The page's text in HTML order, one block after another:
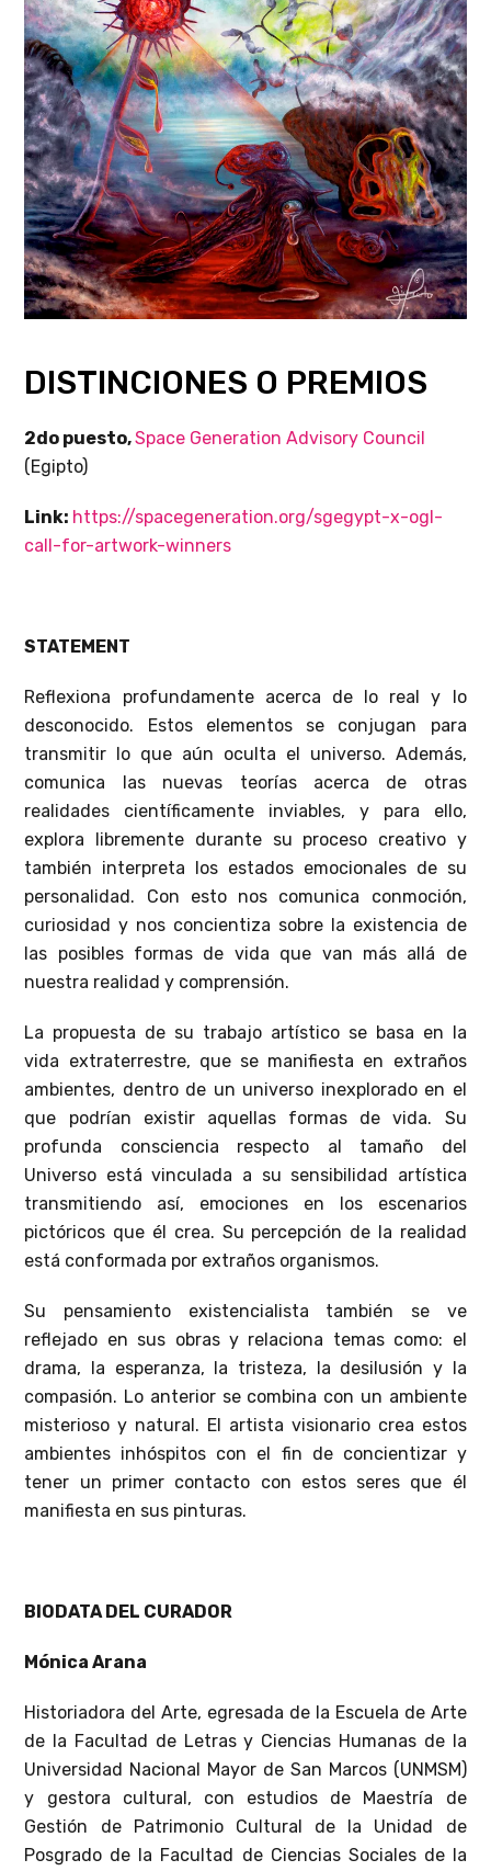
DISTINCIONES O PREMIOS
2do puesto,Space Generation Advisory Council
(Egipto)
Link: https://spacegeneration.org/sgegypt-x-ogl-
call-for-artwork-winners
STATEMENT
Reflexiona profundamente acerca de lo real y lo
desconocido. Estos elementos se conjugan para
transmitir lo que aún oculta el universo. Además,
comunica las nuevas teorías acerca de otras
realidades científicamente inviables, y para ello,
explora libremente durante su proceso creativo y
también interpreta los estados emocionales de su
personalidad. Con esto nos comunica conmoción,
curiosidad y nos concientiza sobre la existencia de
las posibles formas de vida que van más allá de
nuestra realidad y comprensión.
La propuesta de su trabajo artístico se basa en la
vida extraterrestre, que se manifiesta en extraños
ambientes, dentro de un universo inexplorado en el
que podrían existir aquellas formas de vida. Su
profunda consciencia respecto al tamaño del
Universo está vinculada a su sensibilidad artística
transmitiendo así, emociones en los escenarios
pictóricos que él crea. Su percepción de la realidad
está conformada por extraños organismos.
Su pensamiento existencialista también se ve
reflejado en sus obras y relaciona temas como: el
drama, la esperanza, la tristeza, la desilusión y la
compasión. Lo anterior se combina con un ambiente
misterioso y natural. El artista visionario crea estos
ambientes inhóspitos con el fin de concientizar y
tener un primer contacto con estos seres que él
manifiesta en sus pinturas.
BIODATA DEL CURADOR
Mónica Arana
Historiadora del Arte, egresada de la Escuela de Arte
de la Facultad de Letras y Ciencias Humanas de la
Universidad Nacional Mayor de San Marcos (UNMSM)
y gestora cultural, con estudios de Maestría de
Gestión de Patrimonio Cultural de la Unidad de
Posgrado de la Facultad de Ciencias Sociales de la